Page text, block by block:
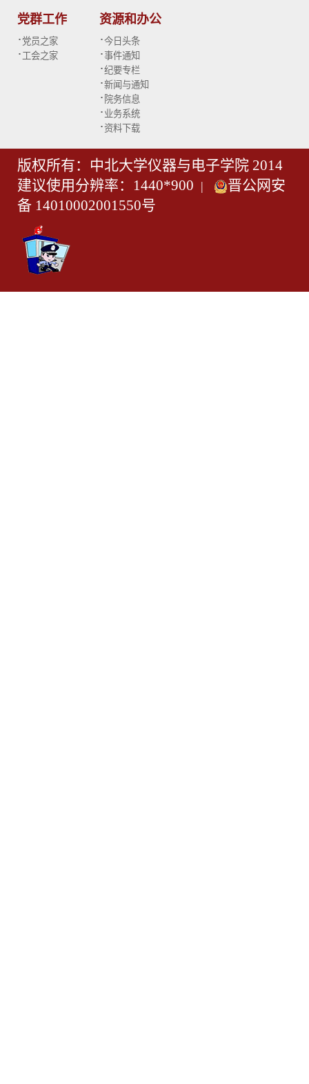
党群工作
· 党员之家
· 工会之家
资源和办公
·今日头条
·事件通知
·纪要专栏
·新闻与通知
· 院务信息
· 业务系统
·资料下载
版权所有：中北大学仪器与电子学院 2014
建议使用分辨率：1440*900 |
晋公网安
备 14010002001550号